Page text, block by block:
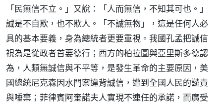
「民無信不立。」又說：「人而無信，不知其可也。」
誠是不自欺，也不欺人。「不誠無物」，這是任何人必
具的基本要義，身為總統者更要重視。我國孔孟把誠信
視為是從政者首要德行；西方的柏拉圖與亞里斯多德認
為，人類無誠信與不平等，是發生革命的主要原因，美
國總統尼克森因水門案違背誠信，遭到全國人民的譴責
與唾棄；菲律賓阿奎諾夫人實現不連任的承諾，而廣受